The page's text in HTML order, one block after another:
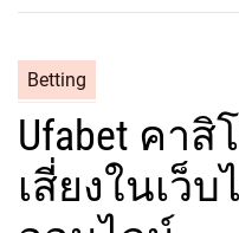
a
g
Betting
Ufabet คา
เสี่ยงในเว็